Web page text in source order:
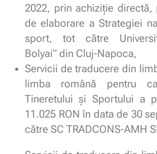
2022, prin achiziție directă,
de elaborare a Strategiei
sport, tot către
Bolyai” din Cluj-Napoca,
Servicii de traducere din
limba română pentru
Tineretului și Sportului a
11.025 RON în data de 30
către SC TRADCONS-AMH